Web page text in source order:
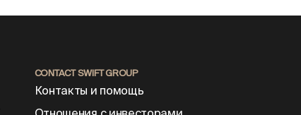
CONTACT SWIFT GROUP
Контакты и помощь